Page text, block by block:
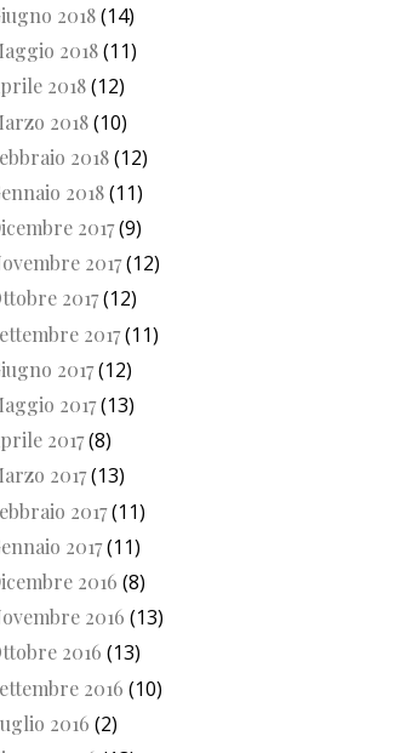
2018(14)
2018(11)
2018(12)
2018(10)
2018(12)
2018(11)
2017(9)
2017(12)
2017(12)
2017(11)
2017(12)
2017(13)
2017(8)
2017(13)
2017(11)
2017(11)
2016 (8)
2016 (13)
2016 (13)
2016 (10)
2016 (2)